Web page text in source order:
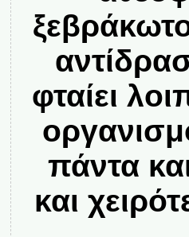
φταίει
πάντα
και